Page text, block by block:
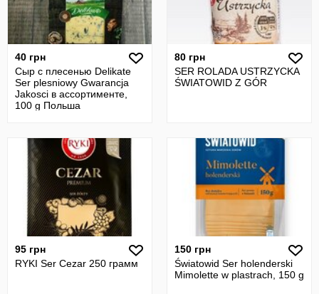
40 грн
Сыр с плесенью Delikate
Ser plesniowy Gwarancja
Jakosci в ассортименте,
100 g Польша
80 грн
SER ROLADA USTRZYCKA
ŚWIATOWID Z GÓR
95 грн
RYKI Ser Cezar 250 грамм
150 грн
Światowid Ser holenderski
Mimolette w plastrach, 150 g